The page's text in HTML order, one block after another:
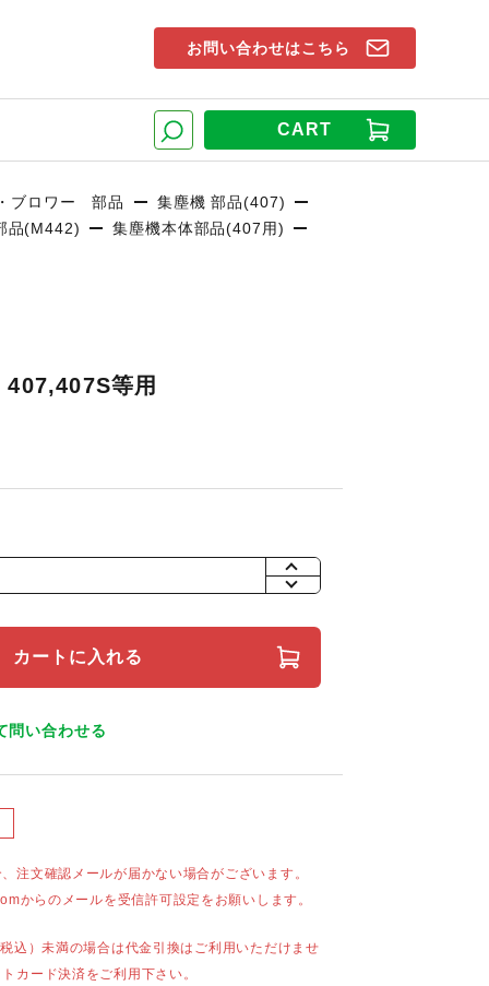
CART
お問い合わせはこちら
ブロワー 部品
集塵機 部品(407)
品(M442)
集塵機本体部品(407用)
等用
+
カートに入れる
問い合わせる
注文確認メールが届かない場合がございます。
からのメールを受信許可設定をお願いします。
込）未満の場合は代金引換はご利用いただけませ
カード決済をご利用下さい。